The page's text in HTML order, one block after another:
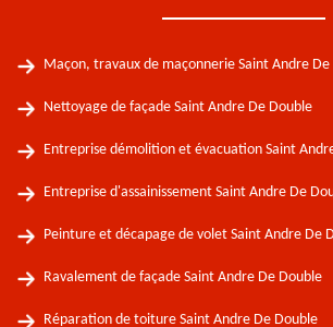
Maçon, travaux de maçonnerie Saint Andre De
Nettoyage de façade Saint Andre De Double
Entreprise démolition et évacuation Saint
Entreprise d'assainissement Saint Andre De
Peinture et décapage de volet Saint Andre De
Ravalement de façade Saint Andre De Double
Réparation de toiture Saint Andre De Double